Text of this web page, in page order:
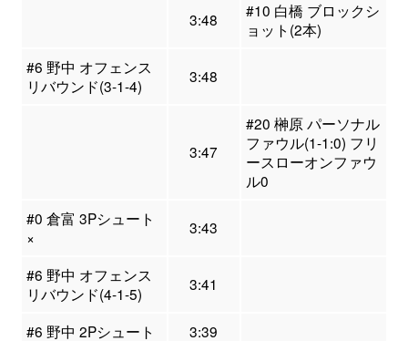
3:48
#10 白橋 ブロックシ
ョット(2本)
#6 野中 オフェンス
リバウンド(3-1-4)
3:48
3:47
#20 榊原 パーソナル
ファウル(1-1:0) フリ
ースローオンファウ
ル0
#0 倉富 3Pシュート
×
3:43
#6 野中 オフェンス
リバウンド(4-1-5)
3:41
#6 野中 2Pシュート
3:39